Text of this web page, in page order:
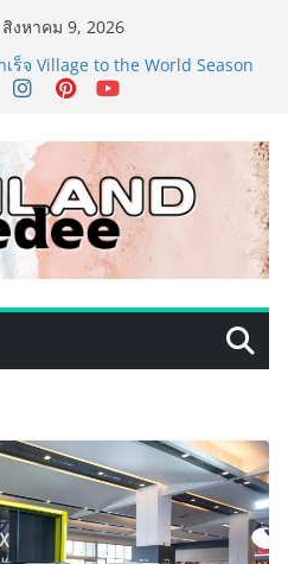
งหาคม 9, 2026
ร็จ Village to the World Season
คลื่อน ESG Tourism สืบสานพระ
ทคโนโลยี (ไทยแลนด์) เปิดโรงงาน
น้าขยายฐานการผลิตสู่เอเชียตะวัน
ยุทธศาสตร์ระดับโลก
สายเกม ไทย ปะทะ ฟิลิปปินส์ ใน
เปิดสงครามกิลด์ข้ามประเทศ
เลนา
เปิดตัวแชมพูอาบน้ำ และ โฟมอาบ
มพลังธรรมชาติ “Zero-Residue”
ารตกค้าง
าค @ภาคกลาง “มนต์เสน่ห์เกษตร
” ชวนชิม ช้อป สินค้าเกษตร